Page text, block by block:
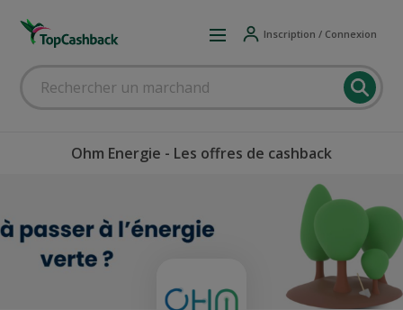
Inscription / Connexion
Ohm Energie - Les offres de cashback